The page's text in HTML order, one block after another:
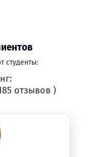
студенты:
отзывов )